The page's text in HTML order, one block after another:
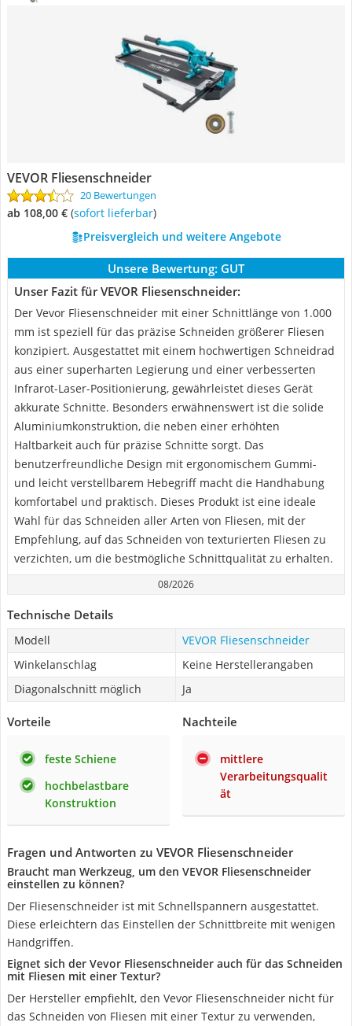
VEVOR Fliesenschneider
20 Bewertungen
ab 108,00 € ( Sofort lieferbar)
Preisvergleich und weitere Angebote
Unsere Bewertung: GUT
Unser Fazit für VEVOR Fliesenschneider:
Der Vevor Fliesenschneider mit einer Schnittlänge von 1.000
mm ist speziell für das präzise Schneiden größerer Fliesen
konzipiert. Ausgestattet mit einem hochwertigen Schneidrad
aus einer superharten Legierung und einer verbesserten
Infrarot-Laser-Positionierung, gewährleistet dieses Gerät
akkurate Schnitte. Besonders erwähnenswert ist die solide
Aluminiumkonstruktion, die neben einer erhöhten
Haltbarkeit auch für präzise Schnitte sorgt. Das
benutzerfreundliche Design mit ergonomischem Gummi-
und leicht verstellbarem Hebegriff macht die Handhabung
komfortabel und praktisch. Dieses Produkt ist eine ideale
Wahl für das Schneiden aller Arten von Fliesen, mit der
Empfehlung, auf das Schneiden von texturierten Fliesen zu
verzichten, um die bestmögliche Schnittqualität zu erhalten.
08/2026
Technische Details
Modell
VEVOR Fliesenschneider
Winkelanschlag
Keine Herstellerangaben
Diagonalschnitt möglich
Ja
Vorteile
feste Schiene
hochbelastbare
Konstruktion
Nachteile
mittlere
Verarbeitungsqualit
ät
Fragen und Antworten zu VEVOR Fliesenschneider
Braucht man Werkzeug, um den VEVOR Fliesenschneider
einstellen zu können?
Der Fliesenschneider ist mit Schnellspannern ausgestattet.
Diese erleichtern das Einstellen der Schnittbreite mit wenigen
Handgriffen.
Eignet sich der Vevor Fliesenschneider auch für das Schneiden
mit Fliesen mit einer Textur?
Der Hersteller empfiehlt, den Vevor Fliesenschneider nicht für
das Schneiden von Fliesen mit einer Textur zu verwenden,